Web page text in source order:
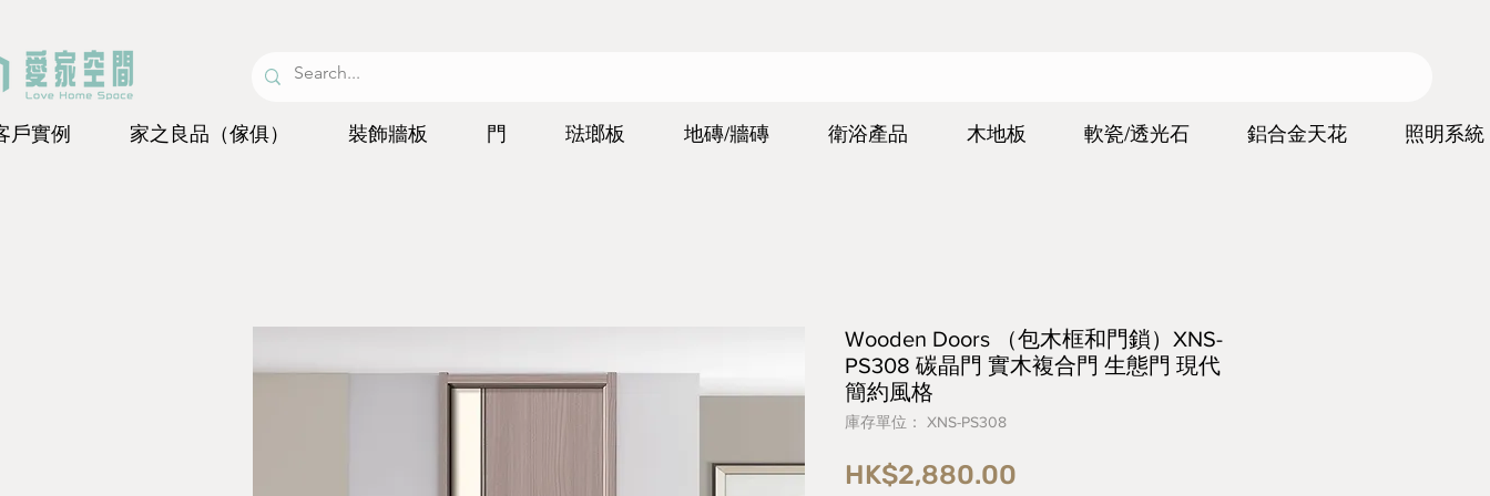
戶實例 家之良品（傢俱） 裝飾牆板 門 琺瑯板 地磚/牆磚 衛浴產品 木地板 軟瓷/透光石 鋁合金天花 照明系統
Wooden Doors （包木框和門鎖）XNS-
PS308 碳晶門 實木複合門 生態門 現代
簡約風格
庫存單位： XNS-PS308
HK$2,880.00